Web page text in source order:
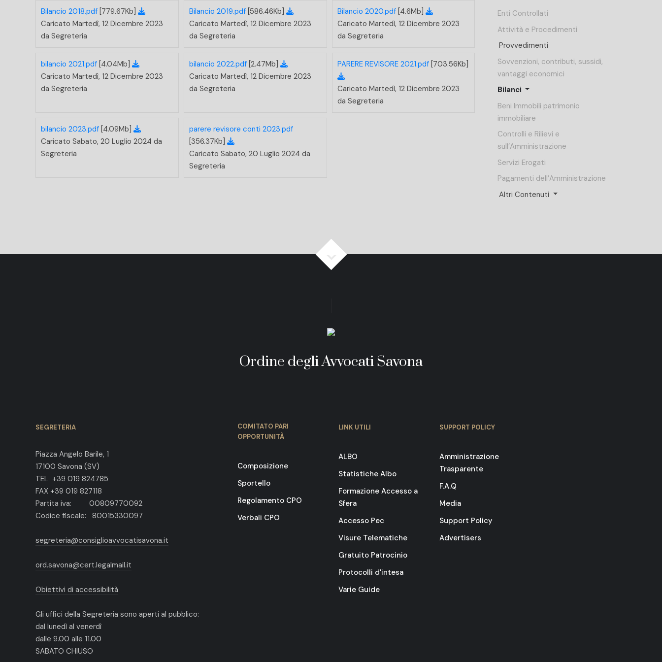
Bilancio 2018.pdf [779.67Kb]
Caricato Martedì, 12 Dicembre 2023
da Segreteria
Bilancio 2019.pdf [586.46Kb]
Caricato Martedì, 12 Dicembre 2023
da Segreteria
Bilancio 2020.pdf [4.6Mb]
Caricato Martedì, 12 Dicembre 2023
da Segreteria
bilancio 2021.pdf [4.04Mb]
Caricato Martedì, 12 Dicembre 2023
da Segreteria
bilancio 2022.pdf [2.47Mb]
Caricato Martedì, 12 Dicembre 2023
da Segreteria
PARERE REVISORE 2021.pdf [703.56Kb]
Caricato Martedì, 12 Dicembre 2023
da Segreteria
bilancio 2023.pdf [4.09Mb]
Caricato Sabato, 20 Luglio 2024 da
Segreteria
parere revisore conti 2023.pdf
[356.37Kb]
Caricato Sabato, 20 Luglio 2024 da
Segreteria
Enti Controllati
Attività e Procedimenti
Provvedimenti
Sovvenzioni, contributi, sussidi,
vantaggi economici
Bilanci
Beni Immobili patrimonio
immobiliare
Controlli e Rilievi e
sull’Amministrazione
Servizi Erogati
Pagamenti dell’Amministrazione
Altri Contenuti
Ordine degli Avvocati Savona
SEGRETERIA
Piazza Angelo Barile, 1
17100 Savona (SV)
TEL +39 019 824785
FAX +39 019 827118
Partita iva: 00809770092
Codice fiscale: 80015330097
segreteria@consiglioavvocatisavona.it
ord.savona@cert.legalmail.it
Obiettivi di accessibilità
Gli uffici della Segreteria sono aperti al pubblico:
dal lunedì al venerdì
dalle 9.00 alle 11.00
SABATO CHIUSO
COMITATO PARI
OPPORTUNITÀ
Composizione
Sportello
Regolamento CPO
Verbali CPO
LINK UTILI
ALBO
Statistiche Albo
Formazione Accesso a
Sfera
Accesso Pec
Visure Telematiche
Gratuito Patrocinio
Protocolli d'intesa
Varie Guide
SUPPORT POLICY
Amministrazione
Trasparente
F.A.Q
Media
Support Policy
Advertisers